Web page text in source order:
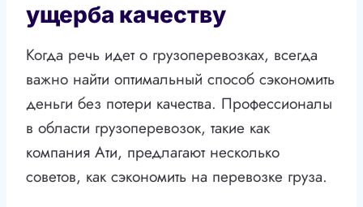
ущерба качеству
Когда речь идет о грузоперевозках, всегда
важно найти оптимальный способ сэкономить
деньги без потери качества. Профессионалы
в области грузоперевозок, такие как
компания Ати, предлагают несколько
советов, как сэкономить на перевозке груза.